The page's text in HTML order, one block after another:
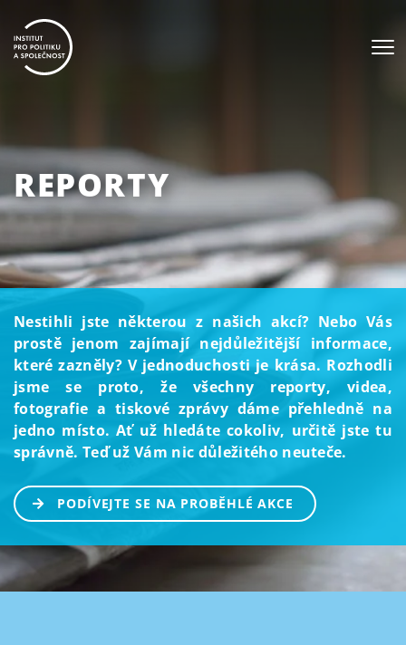
REPORTY
Nestihli jste některou z našich akcí? Nebo Vás
prostě jenom zajímají nejdůležitější informace,
které zazněly? V jednoduchosti je krása. Rozhodli
jsme se proto, že všechny reporty, videa,
fotografie a tiskové zprávy dáme přehledně na
jedno místo. Ať už hledáte cokoliv, určitě jste tu
správně. Teď už Vám nic důležitého neuteče.
PODÍVEJTE SE NA PROBĚHLÉ AKCE